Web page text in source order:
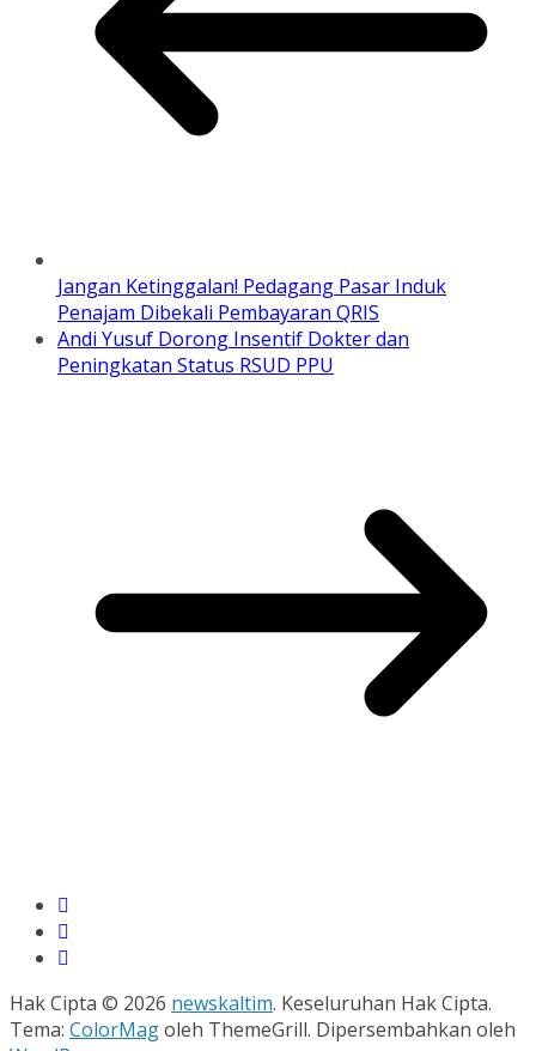
Jangan Ketinggalan! Pedagang Pasar Induk
Penajam Dibekali Pembayaran QRIS
Andi Yusuf Dorong Insentif Dokter dan
Peningkatan Status RSUD PPU
Hak Cipta © 2026 newskaltim. Keseluruhan Hak Cipta.
Tema: ColorMagoleh ThemeGrill. Dipersembahkan oleh